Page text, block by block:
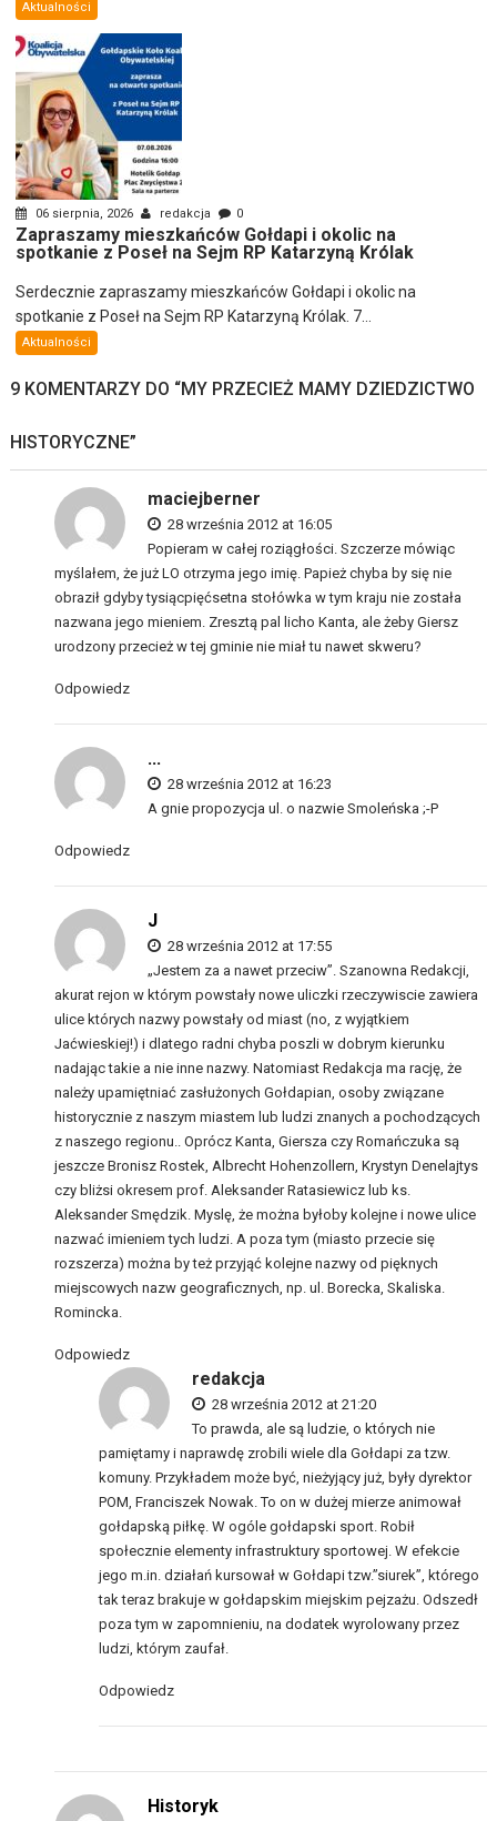
Aktualności
06 sierpnia, 2026 redakcja 0
Zapraszamy mieszkańców Gołdapi i okolic na
spotkanie z Poseł na Sejm RP Katarzyną Królak
Serdecznie zapraszamy mieszkańców Gołdapi i okolic na
spotkanie z Poseł na Sejm RP Katarzyną Królak. 7...
Aktualności
9 KOMENTARZY DO “MY PRZECIEŻ MAMY DZIEDZICTWO
HISTORYCZNE”
maciejberner
28 września 2012 at 16:05
Popieram w całej roziągłości. Szczerze mówiąc
myślałem, że już LO otrzyma jego imię. Papież chyba by się nie
obraził gdyby tysiącpięćsetna stołówka w tym kraju nie została
nazwana jego mieniem. Zresztą pal licho Kanta, ale żeby Giersz
urodzony przecież w tej gminie nie miał tu nawet skweru?
Odpowiedz
...
28 września 2012 at 16:23
A gnie propozycja ul. o nazwie Smoleńska ;-P
Odpowiedz
J
28 września 2012 at 17:55
„Jestem za a nawet przeciw”. Szanowna Redakcji,
akurat rejon w którym powstały nowe uliczki rzeczywiscie zawiera
ulice których nazwy powstały od miast (no, z wyjątkiem
Jaćwieskiej!) i dlatego radni chyba poszli w dobrym kierunku
nadając takie a nie inne nazwy. Natomiast Redakcja ma rację, że
należy upamiętniać zasłużonych Gołdapian, osoby związane
historycznie z naszym miastem lub ludzi znanych a pochodzących
z naszego regionu.. Oprócz Kanta, Giersza czy Romańczuka są
jeszcze Bronisz Rostek, Albrecht Hohenzollern, Krystyn Denelajtys
czy bliżsi okresem prof. Aleksander Ratasiewicz lub ks.
Aleksander Smędzik. Myslę, że można byłoby kolejne i nowe ulice
nazwać imieniem tych ludzi. A poza tym (miasto przecie się
rozszerza) można by też przyjąć kolejne nazwy od pięknych
miejscowych nazw geograficznych, np. ul. Borecka, Skaliska.
Romincka.
Odpowiedz
redakcja
28 września 2012 at 21:20
To prawda, ale są ludzie, o których nie
pamiętamy i naprawdę zrobili wiele dla Gołdapi za tzw.
komuny. Przykładem może być, nieżyjący już, były dyrektor
POM, Franciszek Nowak. To on w dużej mierze animował
gołdapską piłkę. W ogóle gołdapski sport. Robił
społecznie elementy infrastruktury sportowej. W efekcie
jego m.in. działań kursował w Gołdapi tzw.”siurek”, którego
tak teraz brakuje w gołdapskim miejskim pejzażu. Odszedł
poza tym w zapomnieniu, na dodatek wyrolowany przez
ludzi, którym zaufał.
Odpowiedz
Historyk